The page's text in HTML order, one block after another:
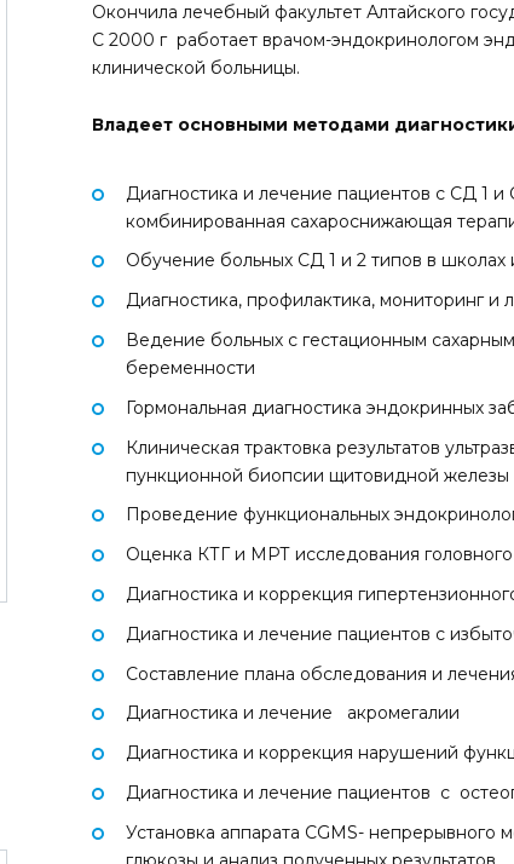
Окончила лечебный факультет Алтайского
С 2000 г работает врачом-эндокринологом
клинической больницы.
Владеет основными методами
Диагностика и лечение пациентов с СД 1
комбинированная сахароснижающая
Обучение больных СД 1 и 2 типов в школах
Диагностика, профилактика, мониторинг
Ведение больных с гестационным
беременности
Гормональная диагностика эндокринных
Клиническая трактовка результатов
пункционной биопсии щитовидной железы
Проведение функциональных
Оценка КТГ и МРТ исследования
Диагностика и коррекция
Диагностика и лечение пациентов с
Составление плана обследования и
Диагностика и лечение акромегалии
Диагностика и коррекция нарушений
Диагностика и лечение пациентов с
Установка аппарата CGMS-